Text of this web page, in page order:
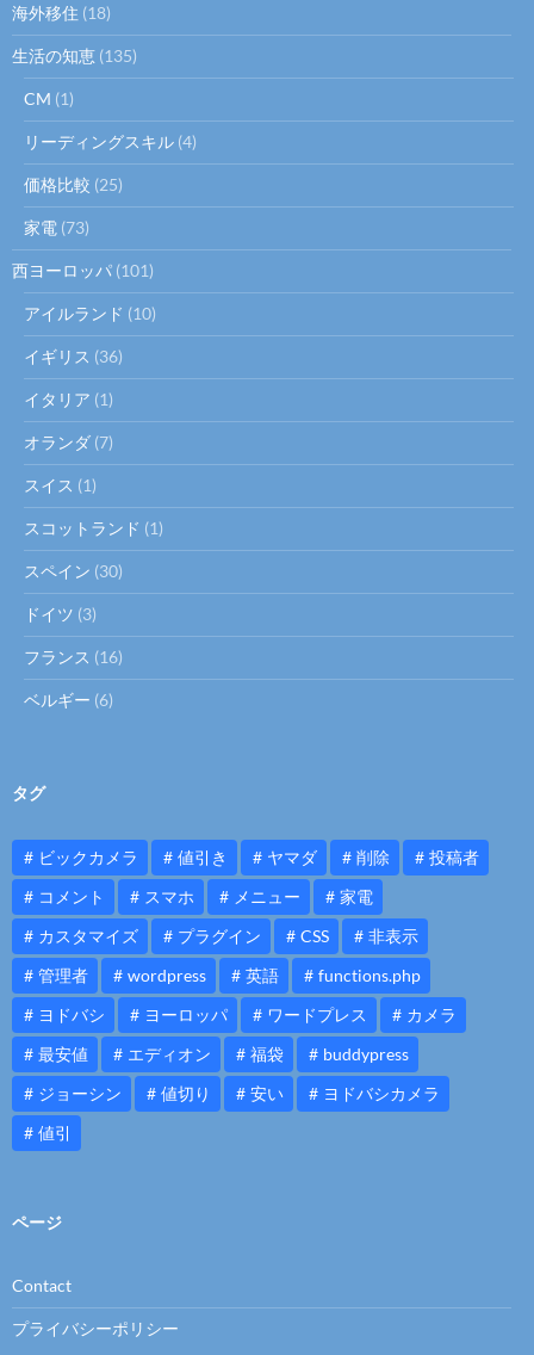
海外移住 (18)
生活の知恵 (135)
CM (1)
リーディングスキル (4)
価格比較 (25)
家電 (73)
西ヨーロッパ (101)
アイルランド (10)
イギリス (36)
イタリア (1)
オランダ (7)
スイス (1)
スコットランド (1)
スペイン (30)
ドイツ (3)
フランス (16)
ベルギー (6)
タグ
ビックカメラ 値引き ヤマダ 削除
投稿者
コメント
スマホ メニュー
家電
カスタマイズ
プラグイン CSS
非表示
管理者
wordpress 英語
functions.php
ヨドバシ
ヨーロッパ ワードプレス
カメラ
最安値
エディオン 福袋
buddypress
ジョーシン
値切り 安い
ヨドバシカメラ
値引
ページ
Contact
プライバシーポリシー